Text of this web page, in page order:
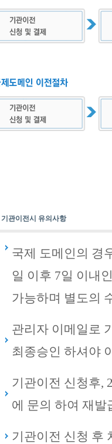
기관이전시 유의사항
국제 도메인의 경
일 이후 7일 이내
가능하며 별도의
관리자 이메일로
최종승인 하셔야
기관이전 신청후,
에 문의 하여 재발
기관이전 신청 후